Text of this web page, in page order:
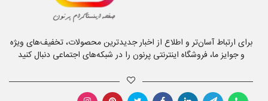
برای ارتباط آسان‌تر و اطلاع از اخبار جدیدترین محصولات، تخفیف‌های ویژه
و جوایز ما، فروشگاه اینترنتی پرنون را در شبکه‌های اجتماعی دنبال کنید